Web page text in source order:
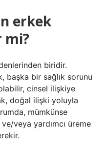
erkek
mi?
biridir.
başka bir sağlık sorunu
cinsel ilişkiye
doğal ilişki yoluyla
mümkünse
veya yardımcı üreme